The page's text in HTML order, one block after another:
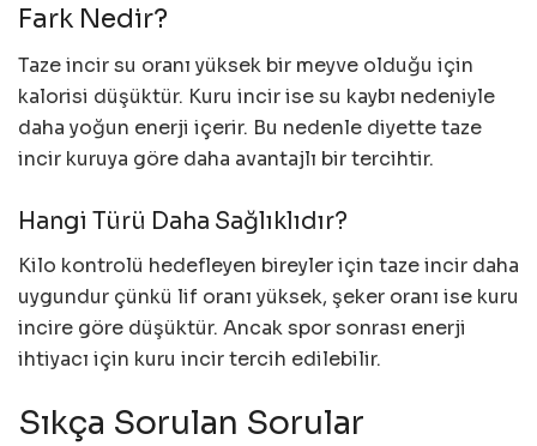
Fark Nedir?
Taze incir su oranı yüksek bir meyve olduğu için
kalorisi düşüktür. Kuru incir ise su kaybı nedeniyle
daha yoğun enerji içerir. Bu nedenle diyette taze
incir kuruya göre daha avantajlı bir tercihtir.
Hangi Türü Daha Sağlıklıdır?
Kilo kontrolü hedefleyen bireyler için taze incir daha
uygundur çünkü lif oranı yüksek, şeker oranı ise kuru
incire göre düşüktür. Ancak spor sonrası enerji
ihtiyacı için kuru incir tercih edilebilir.
Sıkça Sorulan Sorular